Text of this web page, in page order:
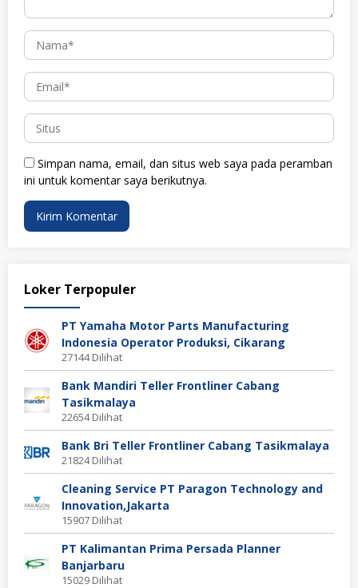
Simpan nama, email, dan situs web saya pada peramban
ini untuk komentar saya berikutnya.
Loker Terpopuler
PT Yamaha Motor Parts Manufacturing
Indonesia Operator Produksi, Cikarang
27144 Dilihat
Bank Mandiri Teller Frontliner Cabang
Tasikmalaya
22654 Dilihat
Bank Bri Teller Frontliner Cabang Tasikmalaya
21824 Dilihat
Cleaning Service PT Paragon Technology and
Innovation,Jakarta
15907 Dilihat
PT Kalimantan Prima Persada Planner
Banjarbaru
15029 Dilihat